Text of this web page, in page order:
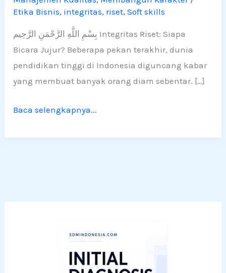
Etika Bisnis, integritas, riset,Soft skills
بِسْمِ اللَّهِ الرَّحْمَنِ الرَّحِيم Integritas Riset: Siapa
Bicara Jujur? Beberapa pekan terakhir, dunia
pendidikan tinggi di Indonesia diguncang kabar
yang membuat banyak orang diam sebentar. […]
Bicara
Baca selengkapnya...